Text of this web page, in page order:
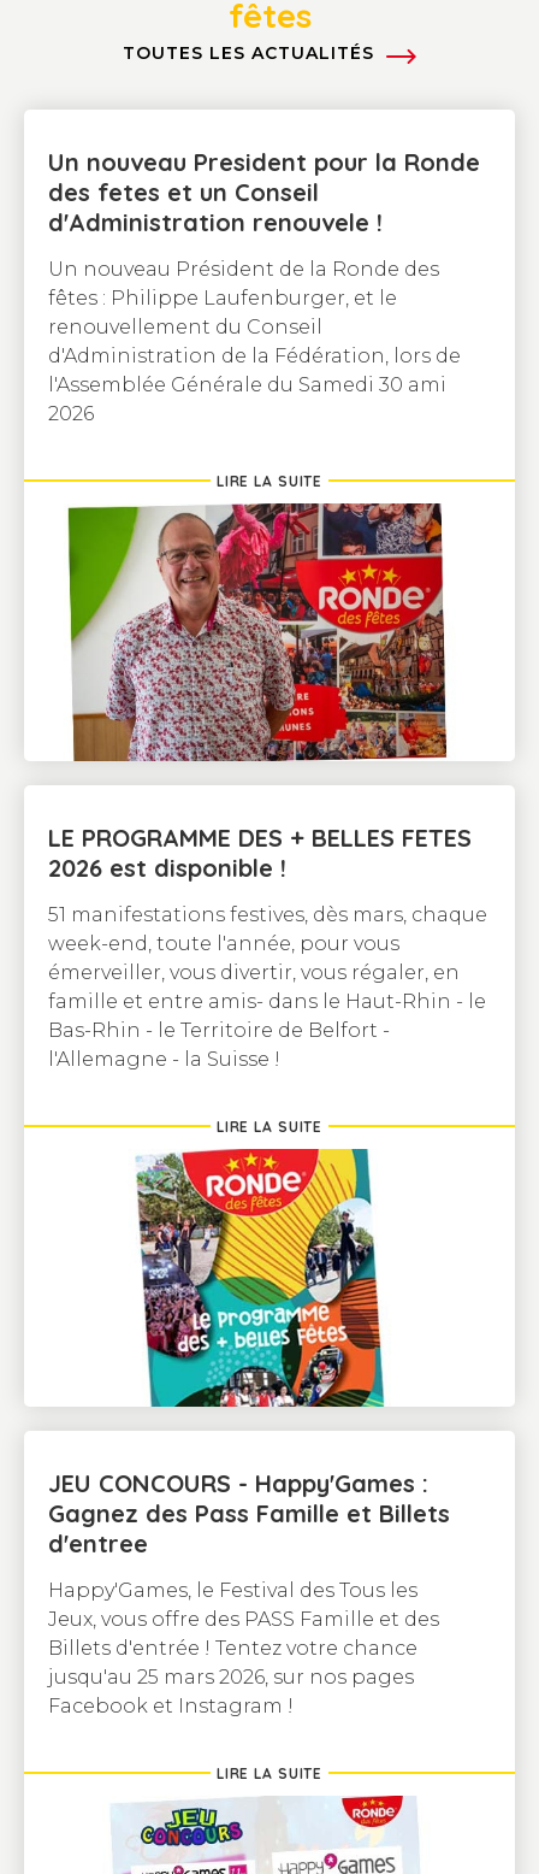
fêtes
TOUTES LES ACTUALITÉS
Un nouveau President pour la Ronde
des fetes et un Conseil
d'Administration renouvele !
Un nouveau Président de la Ronde des
fêtes : Philippe Laufenburger, et le
renouvellement du Conseil
d'Administration de la Fédération, lors de
l'Assemblée Générale du Samedi 30 ami
2026
LIRE LA SUITE
LE PROGRAMME DES + BELLES FETES
2026 est disponible !
51 manifestations festives, dès mars, chaque
week-end, toute l'année, pour vous
émerveiller, vous divertir, vous régaler, en
famille et entre amis- dans le Haut-Rhin - le
Bas-Rhin - le Territoire de Belfort -
l'Allemagne - la Suisse !
LIRE LA SUITE
JEU CONCOURS - Happy'Games :
Gagnez des Pass Famille et Billets
d'entree
Happy'Games, le Festival des Tous les
Jeux, vous offre des PASS Famille et des
Billets d'entrée ! Tentez votre chance
jusqu'au 25 mars 2026, sur nos pages
Facebook et Instagram !
LIRE LA SUITE